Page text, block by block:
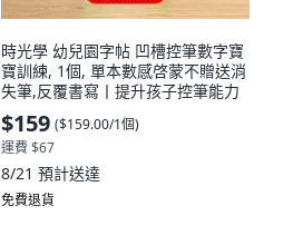
時光學 幼兒園字帖 凹槽控筆數字寶
寶訓練, 1個, 單本數感啓蒙不贈送消
失筆,反覆書寫丨提升孩子控筆能力
$159 ($159.00/1個)
運費 $67
8/21 預計送達
免費退貨